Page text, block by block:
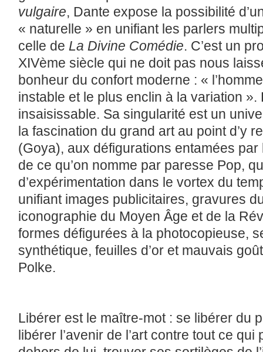
vulgaire, Dante expose la possibilité
« naturelle » en unifiant les parlers
celle de La Divine Comédie. C’est un
XIVème siècle qui ne doit pas nous
bonheur du confort moderne : «
instable et le plus enclin à la variation ».
insaisissable. Sa singularité est un
la fascination du grand art au point d’y
(Goya), aux défigurations entamées
de ce qu’on nomme par paresse Pop,
d’expérimentation dans le vortex du
unifiant images publicitaires, gravures
iconographie du Moyen Âge et de la
formes défigurées à la photocopieuse,
synthétique, feuilles d’or et mauvais
Polke.
Libérer est le maître-mot : se libérer du
libérer l’avenir de l’art contre tout ce